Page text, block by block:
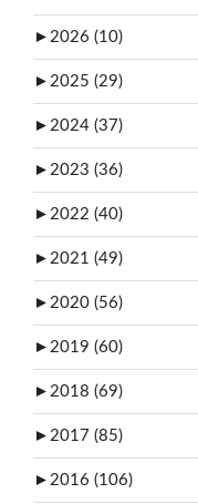
► 2026 (10)
► 2025 (29)
► 2024 (37)
► 2023 (36)
► 2022 (40)
► 2021 (49)
► 2020 (56)
► 2019 (60)
► 2018 (69)
► 2017 (85)
► 2016 (106)